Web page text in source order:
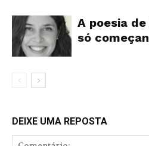
A poesia
só
DEIXE UMA REPOSTA